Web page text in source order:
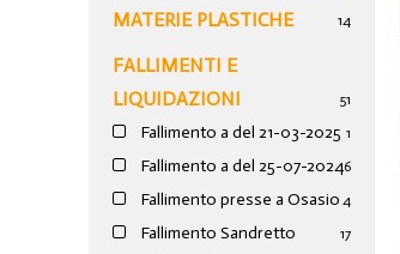
MATERIE PLASTICHE
14
FALLIMENTI E
LIQUIDAZIONI
51
Fallimento a del 21-03-2025 1
Fallimento a del 25-07-20246
Fallimento presse a Osasio 4
Fallimento Sandretto 17